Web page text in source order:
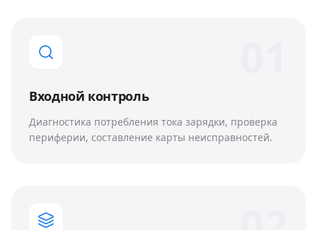
Входной контроль
Диагностика потребления тока зарядки, проверка
периферии, составление карты неисправностей.